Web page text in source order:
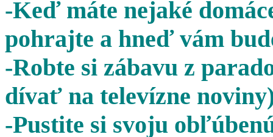
-Keď máte nejaké
pohrajte a hneď vám
-Robte si zábavu z
dívať na televízne
-Pustite si svoju